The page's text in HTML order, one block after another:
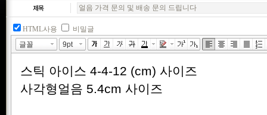
HTML사용 비밀글